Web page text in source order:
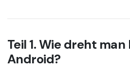
Teil 1. Wie dreht man
Android?